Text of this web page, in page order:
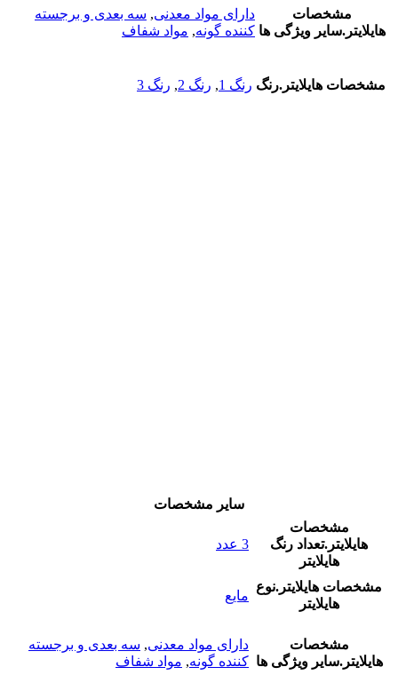
مشخصات
هایلایتر.سایر ویژگی ها
دارای مواد معدنی, سه بعدی و برجسته
کننده گونه, مواد شفاف
مشخصات هایلایتر.رنگ رنگ 1 , رنگ 2 , رنگ 3
سایر مشخصات
مشخصات
هایلایتر.تعداد رنگ
هایلایتر
3 عدد
مشخصات هایلایتر.نوع
هایلایتر
مایع
مشخصات
هایلایتر.سایر ویژگی ها
دارای مواد معدنی, سه بعدی و برجسته
کننده گونه, مواد شفاف